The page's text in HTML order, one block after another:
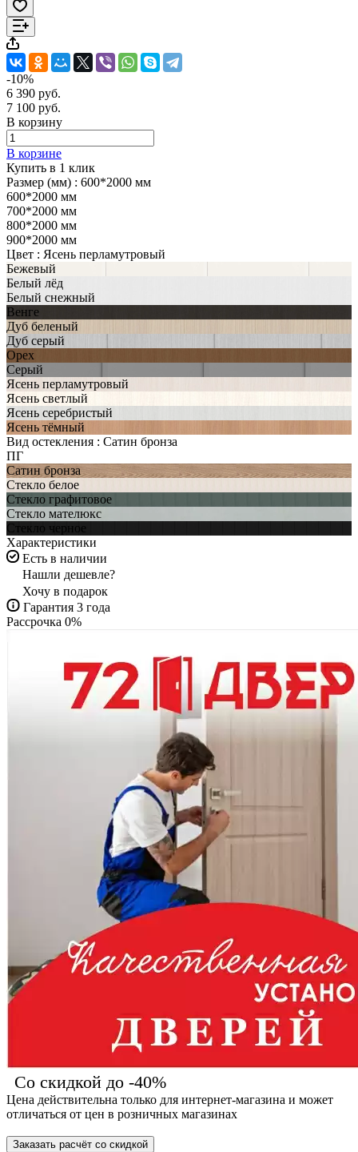
-10%
6 390 руб.
7 100 руб.
В корзину
В корзине
Купить в 1 клик
Размер (мм) : 600*2000 мм
600*2000 мм
700*2000 мм
800*2000 мм
900*2000 мм
Цвет : Ясень перламутровый
Бежевый
Белый лёд
Белый снежный
Венге
Дуб беленый
Дуб серый
Орех
Серый
Ясень перламутровый
Ясень светлый
Ясень серебристый
Ясень тёмный
Вид остекления : Сатин бронза
ПГ
Сатин бронза
Стекло белое
Стекло графитовое
Стекло мателюкс
Стекло черное
Характеристики
Есть в наличии
Нашли дешевле?
Хочу в подарок
Гарантия 3 года
Рассрочка 0%
Со скидкой до -40%
Цена действительна только для интернет-магазина и может
отличаться от цен в розничных магазинах
Заказать расчёт со скидкой